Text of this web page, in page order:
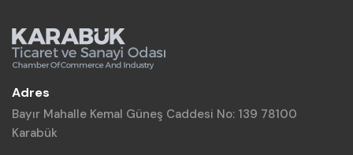
Adres
Bayır Mahalle Kemal Güneş Caddesi No: 139 78100
Karabük